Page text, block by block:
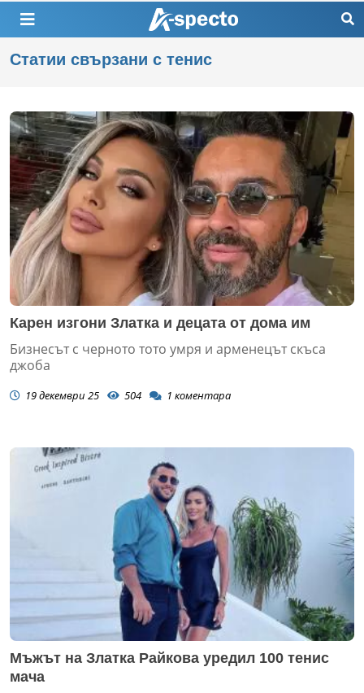
Статии свързани с тенис
Карен изгони Златка и децата от дома им
Бизнесът с черното тото умря и арменецът скъса
джоба
19 декември 25 504 1 коментара
Мъжът на Златка Райкова уредил 100 тенис
мача